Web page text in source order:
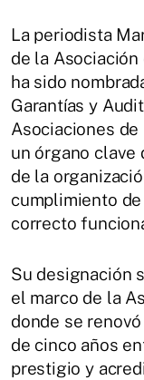
La periodista
de la Asociación
ha sido
Garantías y
Asociaciones de
un órgano clave
de la
cumplimiento
correcto
Su designación
el marco de la
donde se
de cinco años
prestigio y